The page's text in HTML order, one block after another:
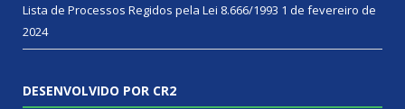
Lista de Processos Regidos pela Lei 8.666/1993 1 de fevereiro de
2024
DESENVOLVIDO POR CR2